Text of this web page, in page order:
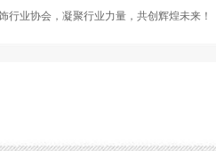
行业协会，凝聚行业力量，共创辉煌未来！